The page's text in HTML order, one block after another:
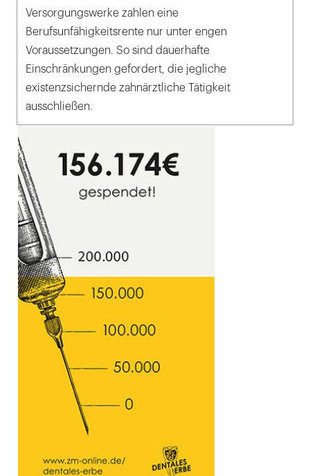
Versorgungswerke zahlen eine
Berufsunfähigkeitsrente nur unter engen
Voraussetzungen. So sind dauerhafte
Einschränkungen gefordert, die jegliche
existenzsichernde zahnärztliche Tätigkeit
ausschließen.